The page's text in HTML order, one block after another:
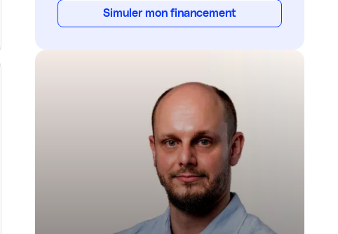
Simuler mon financement